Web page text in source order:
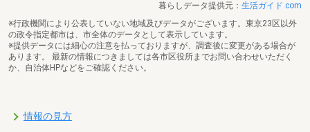
暮らしデータ提供元： 生活ガイド.com
※行政機関により公表していない地域及びデータがございます。東京23区以外
の政令指定都市は、市全体のデータとして表示しています。
※提供データには細心の注意を払っておりますが、調査後に変更がある場合が
あります。 最新の情報につきましては各市区役所までお問い合わせいただく
か、自治体HPなどをご確認ください。
情報の見方